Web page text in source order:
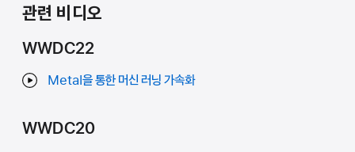
관련 비디오
WWDC22
Metal을 통한 머신 러닝 가속화
WWDC20